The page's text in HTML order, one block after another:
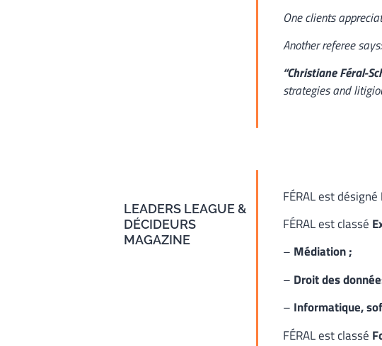
One clients
Another referee says:
“Christiane Féral-
strategies and
LEADERS LEAGUE &
DÉCIDEURS
MAGAZINE
FÉRAL est désigné
FÉRAL est classé
– Médiation;
– Droit des
– Informatique,
FÉRAL est classé